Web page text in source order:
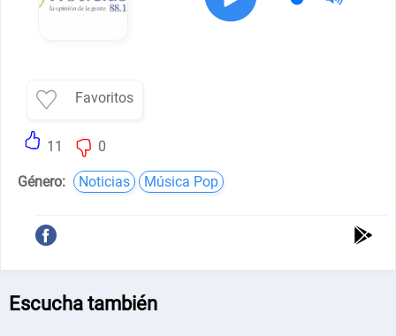
Favoritos
11 0
Género: Noticias Música Pop
Escucha también